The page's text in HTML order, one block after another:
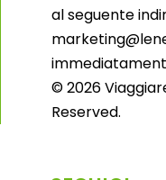
al seguente
© 2026
Reserved.